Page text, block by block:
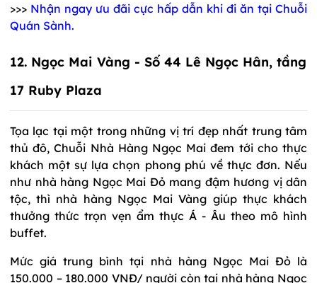
>>> Nhận ngay ưu đãi cực hấp dẫn khi đi ăn tại Chuỗi
Quán Sành.
12. Ngọc Mai Vàng - Số 44 Lê Ngọc Hân, tầng
17 Ruby Plaza
Tọa lạc tại một trong những vị trí đẹp nhất trung tâm
thủ đô, Chuỗi Nhà Hàng Ngọc Mai đem tới cho thực
khách một sự lựa chọn phong phú về thực đơn. Nếu
như nhà hàng Ngọc Mai Đỏ mang đậm hương vị dân
tộc, thì nhà hàng Ngọc Mai Vàng giúp thực khách
thưởng thức trọn vẹn ẩm thực Á - Âu theo mô hình
buffet.
Mức giá trung bình tại nhà hàng Ngọc Mai Đỏ là
150.000 – 180.000 VNĐ/ người còn tại nhà hàng Ngọc